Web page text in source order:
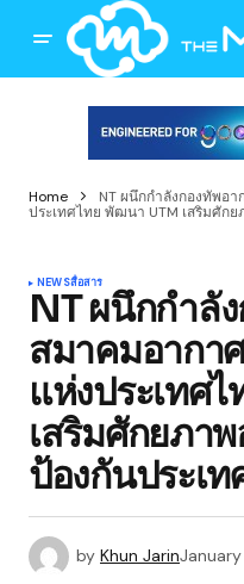
Home
NT ผนึกกำลังกองทัพอ
ประเทศไทย พัฒนา UTM เสริมศัก
NEWSสื่อสาร
NT ผนึกกำลั
สมาคมอากา
แห่งประเทศ
เสริมศักยภา
ป้องกันประเท
by Khun Jarin